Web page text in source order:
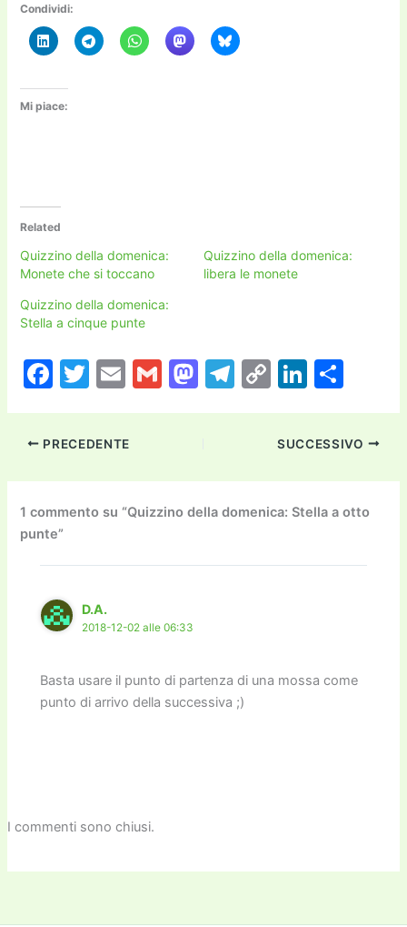
Condividi:
Mi piace:
Related
Quizzino della domenica:
Monete che si toccano
Quizzino della domenica:
libera le monete
Quizzino della domenica:
Stella a cinque punte
F
c
e
b
o
o
k
T
itt
er
E
ai
l
G
M
d
o
T
a
m
C
p
y
Li
n
Li
k
e
dI
n
n
di
vi
di
PRECEDENTE SUCCESSIVO
1 commento su “Quizzino della domenica: Stella a otto
punte”
D.A.
2018-12-02 alle 06:33
Basta usare il punto di partenza di una mossa come
punto di arrivo della successiva ;)
I commenti sono chiusi.